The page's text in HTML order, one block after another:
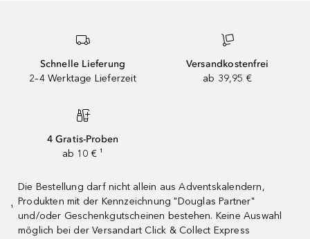
Schnelle Lieferung
2–4 Werktage Lieferzeit
Versandkostenfrei
ab 39,95 €
4 Gratis-Proben
ab 10 € ¹
¹
Die Bestellung darf nicht allein aus Adventskalendern,
Produkten mit der Kennzeichnung "Douglas Partner"
und/oder Geschenkgutscheinen bestehen. Keine Auswahl
möglich bei der Versandart Click & Collect Express